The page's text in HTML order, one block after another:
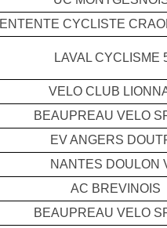
ENTENTE CYCLISTE
LAVAL CYCLISME
VELO CLUB
BEAUPREAU VELO
EV ANGERS
NANTES DOULON
AC BREVINOIS
BEAUPREAU VELO